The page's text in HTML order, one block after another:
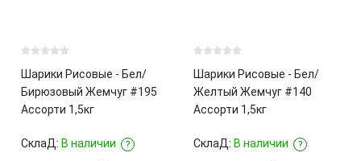
Шарики Рисовые - Бел/
Бирюзовый Жемчуг #195
Ассорти 1,5кг
СклаД: В наличии ?
Шарики Рисовые - Бел/
Желтый Жемчуг #140
Ассорти 1,5кг
СклаД: В наличии ?